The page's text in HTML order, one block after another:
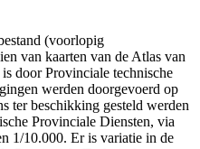
(voorlopig
van kaarten van de Atlas van
door Provinciale technische
werden doorgevoerd op
ter beschikking gesteld werden
Provinciale Diensten, via
1/10.000. Er is variatie in de